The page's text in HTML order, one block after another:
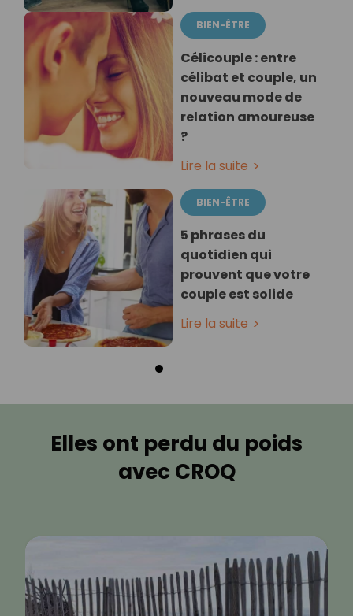
BIEN-ÊTRE
Célicouple : entre
célibat et couple, un
nouveau mode de
relation amoureuse
?
Lire la suite
BIEN-ÊTRE
5 phrases du
quotidien qui
prouvent que votre
couple est solide
Lire la suite
Elles ont perdu du poids
avec CROQ